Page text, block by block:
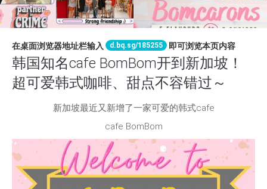
在桌面浏览器地址栏输入 d.bq.sg/185255 即可浏览本页内容
韩国知名cafe BomBom开到新加坡！
超可爱韩式咖啡、甜点不容错过～
新加坡最近又新增了一家可爱的韩式cafe
cafe BomBom